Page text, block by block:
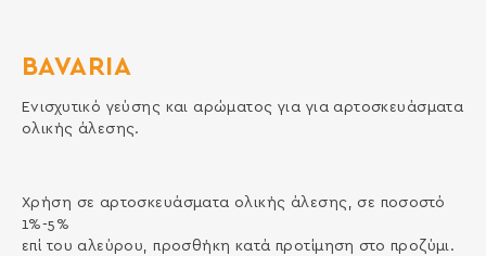
BAVARIA
Ενισχυτικό γεύσης και αρώματος για για αρτοσκευάσματα
ολικής άλεσης.
Χρήση σε αρτοσκευάσματα ολικής άλεσης, σε ποσοστό
1%-5%
επί του αλεύρου, προσθήκη κατά προτίμηση στο προζύμι.